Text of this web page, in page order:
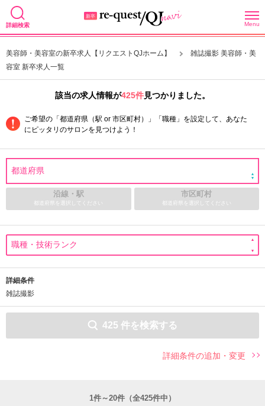
詳細検索 Menu
美容師・美容室の新卒求人【リクエストQJホーム】
雑誌撮影 美容師・美
容室 新卒求人一覧
該当の求人情報が425件見つかりました。
ご希望の「都道府県（駅 or 市区町村）」「職種」を設定して、あなた
にピッタリのサロンを見つけよう！
沿線・駅
都道府県を選択してください
市区町村
都道府県を選択してください
詳細条件
雑誌撮影
425 件を検索する
詳細条件の追加・変更
1件～20件（全425件中）